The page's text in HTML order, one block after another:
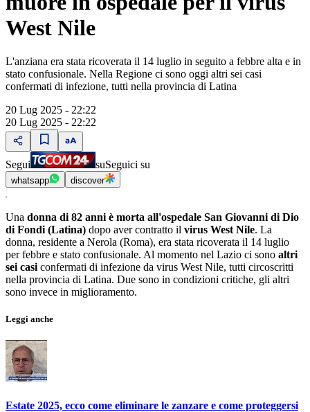
West Nile
L'anziana era stata ricoverata il 14 luglio in seguito a febbre alta e in
stato confusionale. Nella Regione ci sono oggi altri sei casi
confermati di infezione, tutti nella provincia di Latina
20 Lug 2025 - 22:22
20 Lug 2025 - 22:22
Segui suSeguici su
whatsapp discover
Una donna di 82 anni è morta all'ospedale San Giovanni di Dio
di Fondi (Latina) dopo aver contratto il virus West Nile. La
donna, residente a Nerola (Roma), era stata ricoverata il 14 luglio
per febbre e stato confusionale. Al momento nel Lazio ci sono altri
sei casi confermati di infezione da virus West Nile, tutti circoscritti
nella provincia di Latina. Due sono in condizioni critiche, gli altri
sono invece in miglioramento.
Leggi anche
Estate 2025, ecco come eliminare le zanzare e come proteggersi